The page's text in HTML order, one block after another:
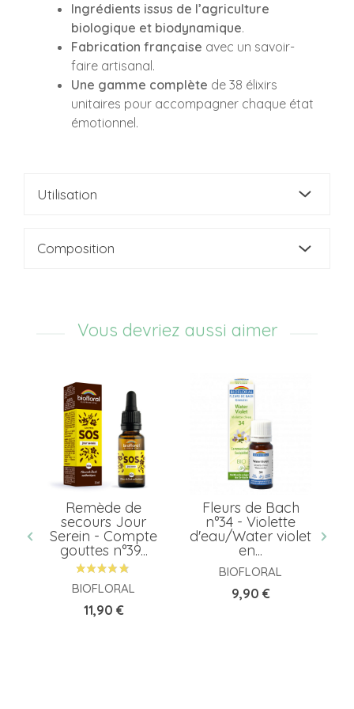
Ingrédients issus de l’agriculture
biologique et biodynamique.
Fabrication française avec un savoir-
faire artisanal.
Une gamme complète de 38 élixirs
unitaires pour accompagner chaque état
émotionnel.
Utilisation
Composition
Vous devriez aussi aimer
Remède de
secours Jour
Serein - Compte
gouttes n°39...
BIOFLORAL
Prix
11,90 €
Fleurs de Bach
n°34 - Violette
d'eau/Water violet
en...
BIOFLORAL
Prix
9,90 €